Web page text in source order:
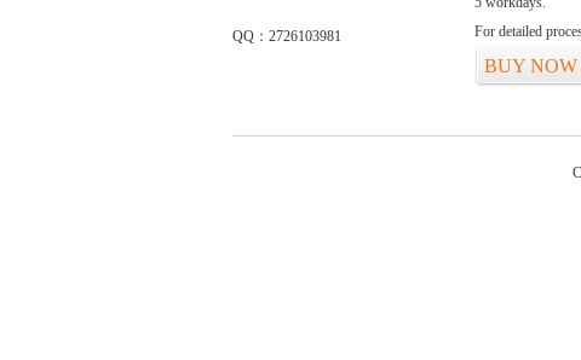
QQ：2726103981
For detailed
BUY NOW